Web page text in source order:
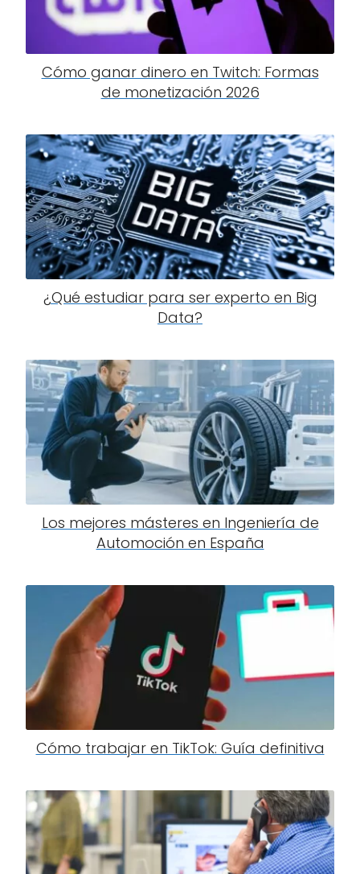
Cómo ganar dinero en Twitch: Formas
de monetización 2026
¿Qué estudiar para ser experto en Big
Data?
Los mejores másteres en Ingeniería de
Automoción en España
Cómo trabajar en TikTok: Guía definitiva